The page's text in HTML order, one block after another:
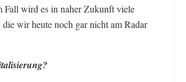
Fall wird es in naher Zukunft viele
die wir heute noch gar nicht am Radar